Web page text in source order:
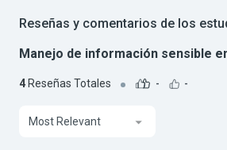
Reseñas y comentarios de los
Manejo de información sensible
4 Reseñas Totales - -
Most Relevant